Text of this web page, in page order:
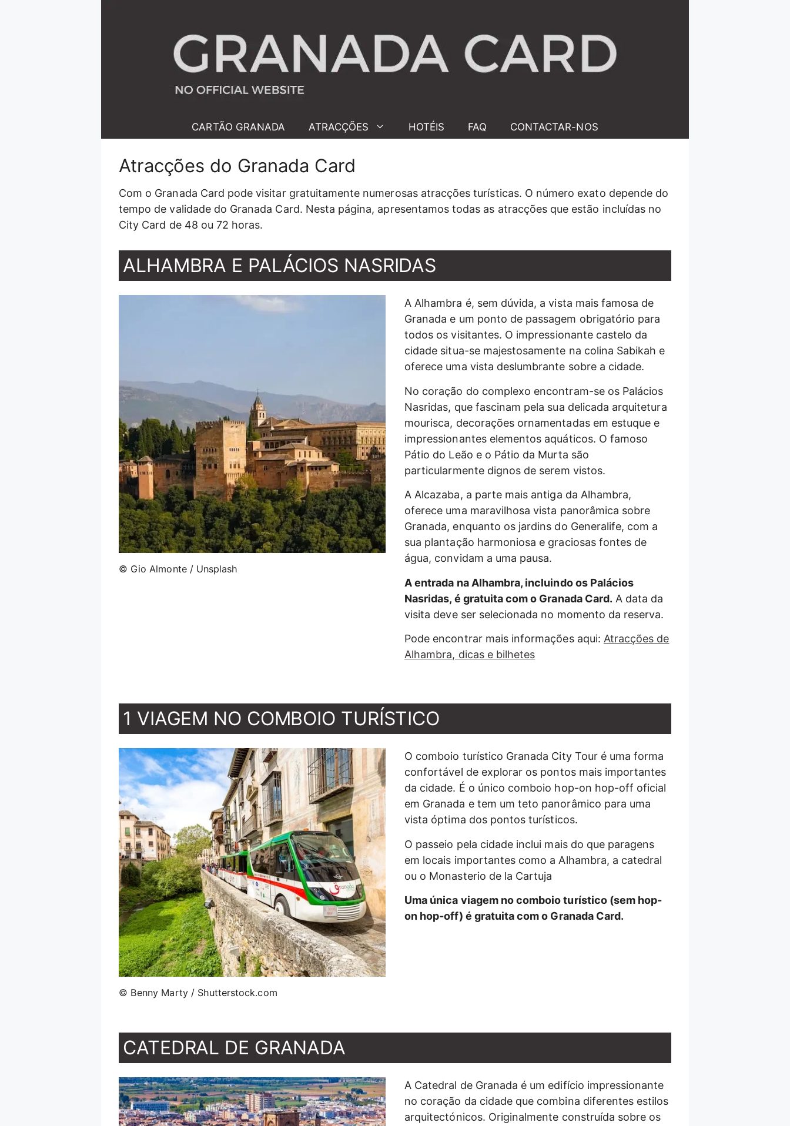
CARTÃO GRANADA ATRACÇÕES HOTÉIS FAQ CONTACTAR-NOS
Atracções do Granada Card
Com o Granada Card pode visitar gratuitamente numerosas atracções turísticas. O número exato depende do
tempo de validade do Granada Card. Nesta página, apresentamos todas as atracções que estão incluídas no
City Card de 48 ou 72 horas.
ALHAMBRA E PALÁCIOS NASRIDAS
© Gio Almonte / Unsplash
A Alhambra é, sem dúvida, a vista mais famosa de
Granada e um ponto de passagem obrigatório para
todos os visitantes. O impressionante castelo da
cidade situa-se majestosamente na colina Sabikah e
oferece uma vista deslumbrante sobre a cidade.
No coração do complexo encontram-se os Palácios
Nasridas, que fascinam pela sua delicada arquitetura
mourisca, decorações ornamentadas em estuque e
impressionantes elementos aquáticos. O famoso
Pátio do Leão e o Pátio da Murta são
particularmente dignos de serem vistos.
A Alcazaba, a parte mais antiga da Alhambra,
oferece uma maravilhosa vista panorâmica sobre
Granada, enquanto os jardins do Generalife, com a
sua plantação harmoniosa e graciosas fontes de
água, convidam a uma pausa.
A entrada na Alhambra, incluindo os Palácios
Nasridas, é gratuita com o Granada Card. A data da
visita deve ser selecionada no momento da reserva.
Pode encontrar mais informações aqui: Atracções de
Alhambra, dicas e bilhetes
1 VIAGEM NO COMBOIO TURÍSTICO
© Benny Marty / Shutterstock.com
O comboio turístico Granada City Tour é uma forma
confortável de explorar os pontos mais importantes
da cidade. É o único comboio hop-on hop-off oficial
em Granada e tem um teto panorâmico para uma
vista óptima dos pontos turísticos.
O passeio pela cidade inclui mais do que paragens
em locais importantes como a Alhambra, a catedral
ou o Monasterio de la Cartuja
Uma única viagem no comboio turístico (sem hop-
on hop-off) é gratuita com o Granada Card.
CATEDRAL DE GRANADA
A Catedral de Granada é um edifício impressionante
no coração da cidade que combina diferentes estilos
arquitectónicos. Originalmente construída sobre os